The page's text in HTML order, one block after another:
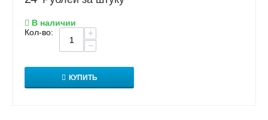
В наличии
Кол-во:
+
−
КУПИТЬ